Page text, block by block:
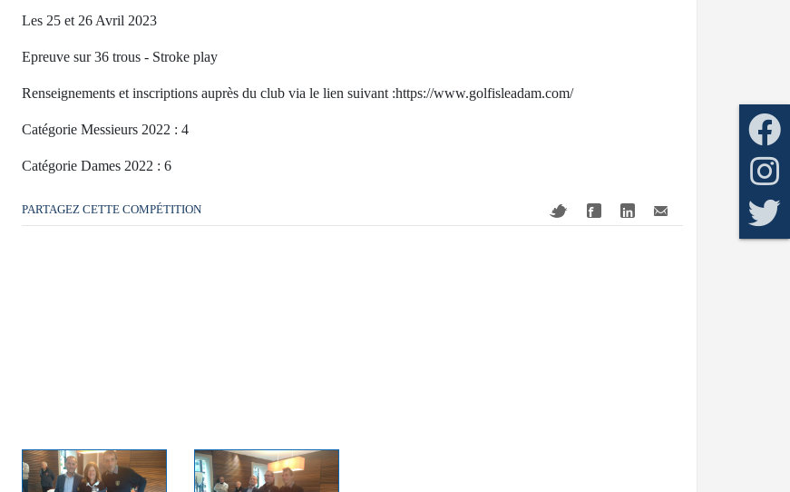
Les 25 et 26 Avril 2023
Epreuve sur 36 trous - Stroke play
Renseignements et inscriptions auprès du club via le lien suivant :https://www.golfisleadam.com/
Catégorie Messieurs 2022 : 4
Catégorie Dames 2022 : 6
PARTAGEZ CETTE COMPÉTITION